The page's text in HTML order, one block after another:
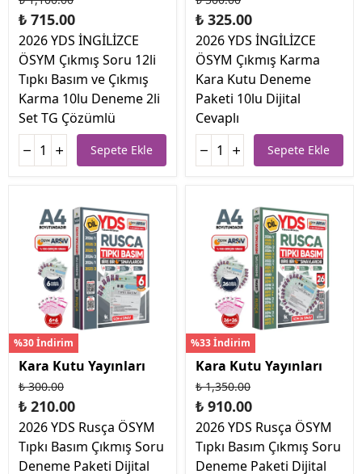
₺ 715.00
2026 YDS İNGİLİZCE
ÖSYM Çıkmış Soru 12li
Tıpkı Basım ve Çıkmış
Karma 10lu Deneme 2li
Set TG Çözümlü
Sepete Ekle
₺ 325.00
2026 YDS İNGİLİZCE
ÖSYM Çıkmış Karma
Kara Kutu Deneme
Paketi 10lu Dijital
Cevaplı
Sepete Ekle
%30 İndirim
Kara Kutu Yayınları
₺ 300.00
₺ 210.00
2026 YDS Rusça ÖSYM
Tıpkı Basım Çıkmış Soru
Deneme Paketi Dijital
%33 İndirim
Kara Kutu Yayınları
₺ 1,350.00
₺ 910.00
2026 YDS Rusça ÖSYM
Tıpkı Basım Çıkmış Soru
Deneme Paketi Dijital